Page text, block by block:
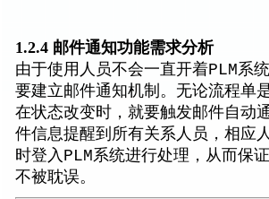
1.2.4 邮件通知功能需求分析
由于使用人员不会一直开着PLM系
要建立邮件通知机制。无论流程单
在状态改变时，就要触发邮件自动
件信息提醒到所有关系人员，相应
时登入PLM系统进行处理，从而保
不被耽误。